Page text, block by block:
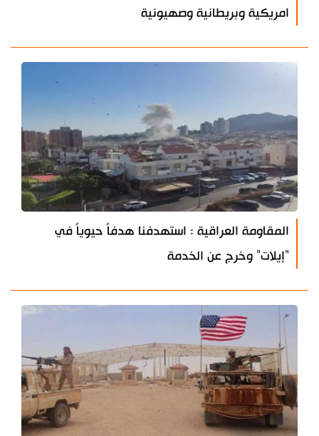
امريكية وبريطانية وصهيونية
المقاومة العراقية : استهدفنا هدفاً حيوياً في
"إيلات" وخرج عن الخدمة